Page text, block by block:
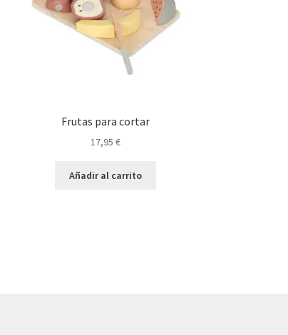
Frutas para cortar
17,95€
Añadir al carrito